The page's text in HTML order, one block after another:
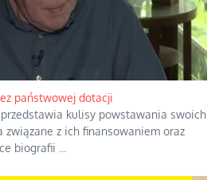
fale
Polaków słuchały zagranicznych
że władze komunistyczne robiły
...